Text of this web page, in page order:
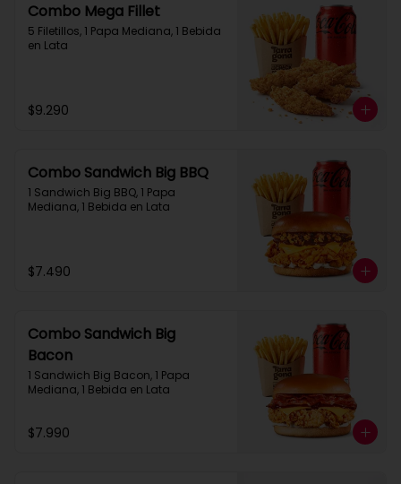
Combo Mega Fillet
5 Filetillos, 1 Papa Mediana, 1 Bebida
en Lata
$9.290
Combo Sandwich Big BBQ
1 Sandwich Big BBQ, 1 Papa
Mediana, 1 Bebida en Lata
$7.490
Combo Sandwich Big
Bacon
1 Sandwich Big Bacon, 1 Papa
Mediana, 1 Bebida en Lata
$7.990